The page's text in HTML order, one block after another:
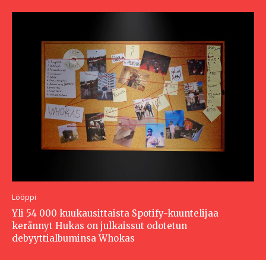
Lööppi
Yli 54 000 kuukausittaista Spotify-kuuntelijaa
kerännyt Hukas on julkaissut odotetun
debyyttialbuminsa Whokas